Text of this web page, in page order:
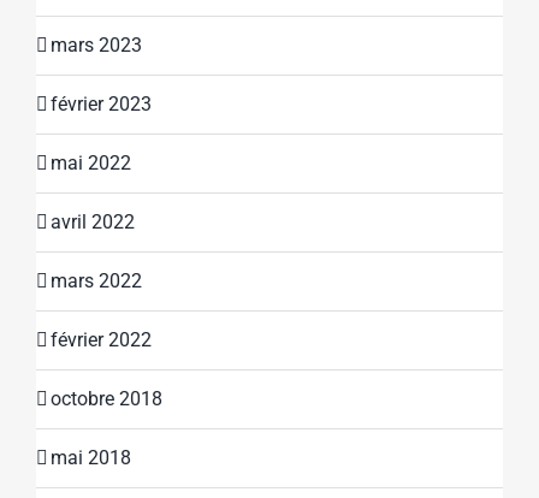
mars 2023
février 2023
mai 2022
avril 2022
mars 2022
février 2022
octobre 2018
mai 2018